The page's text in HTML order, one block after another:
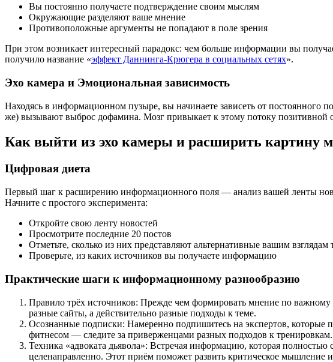
Вы постоянно получаете подтверждение своим мыслям
Окружающие разделяют ваше мнение
Противоположные аргументы не попадают в поле зрения
При этом возникает интересный парадокс: чем больше информации вы
получило название «эффект Даннинга-Крюгера в социальных сетях».
Эхо камера и Эмоциональная зависимость
Находясь в информационном пузыре, вы начинаете зависеть от
же) вызывают выброс дофамина. Мозг привыкает к этому потоку позитивной
Как выйти из эхо камеры и расширить картину
Цифровая диета
Первый шаг к расширению информационного поля — анализ вашей ленты
Начните с простого эксперимента:
Откройте свою ленту новостей
Просмотрите последние 20 постов
Отметьте, сколько из них представляют альтернативные вашим взглядам
Проверьте, из каких источников вы получаете информацию
Практические шаги к информационному разнообразию
Правило трёх источников: Прежде чем формировать мнение по
разные сайты, а действительно разные подходы к теме.
Осознанные подписки: Намеренно подпишитесь на экспертов, которые
фитнесом — следите за приверженцами разных подходов к
Техника «адвоката дьявола»: Встречая информацию, которая
целенаправленно. Этот приём поможет развить критическое мышление